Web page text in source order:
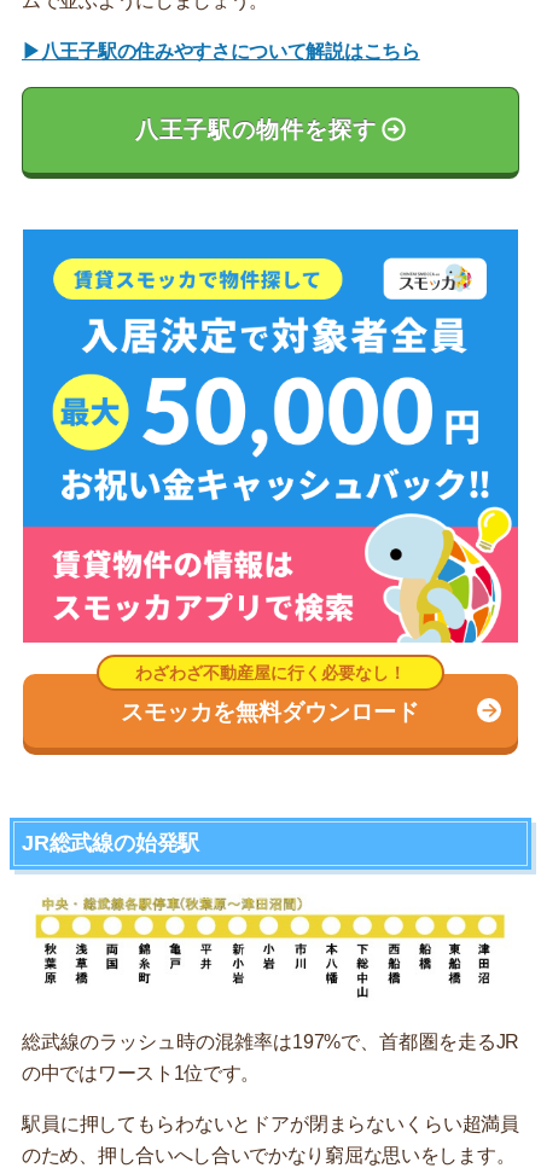
▶八王子駅の住みやすさについて解説はこちら
八王子駅の物件を探す
スモッカを無料ダウンロード
JR総武線の始発駅
総武線のラッシュ時の混雑率は197%で、首都圏を走るJR
の中ではワースト1位です。
駅員に押してもらわないとドアが閉まらないくらい超満員
のため、押し合いへし合いでかなり窮屈な思いをします。